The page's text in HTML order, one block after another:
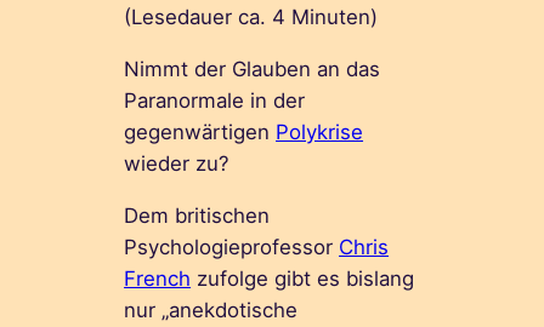
(Lesedauer ca. 4 Minuten)
Nimmt der Glauben an das
Paranormale in der
gegenwärtigen Polykrise
wieder zu?
Dem britischen
Psychologieprofessor Chris
French zufolge gibt es bislang
nur „anekdotische